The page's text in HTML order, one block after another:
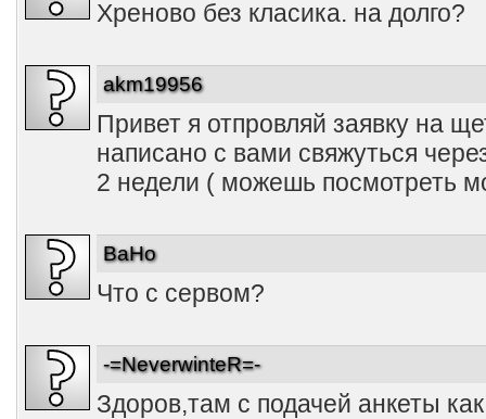
Хреново без класика. на долго?
akm19956
Привет я отпровляй заявку на
написано с вами свяжуться
2 недели ( можешь посмотреть
BaHo
Что с сервом?
-=NeverwinteR=-
Здоров,там с подачей анкеты